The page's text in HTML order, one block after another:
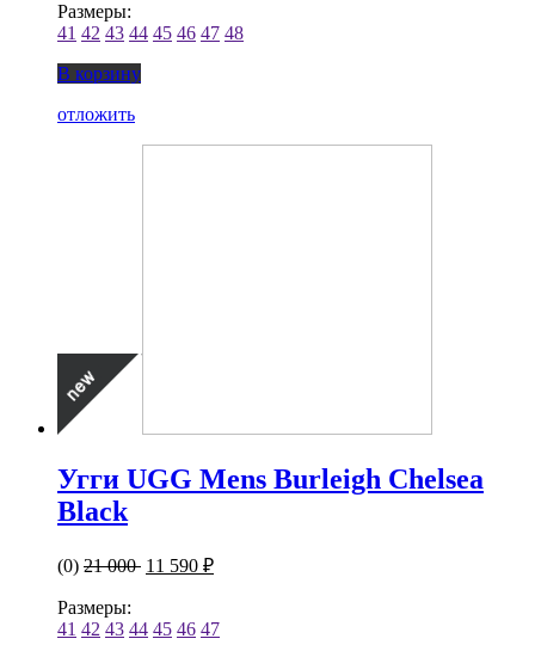
Размеры:
41 42 43 44 45 46 47 48
В корзину
отложить
Угги UGG Mens Burleigh Chelsea
Black
(0) 21 000 11 590 ₽
Размеры:
41 42 43 44 45 46 47